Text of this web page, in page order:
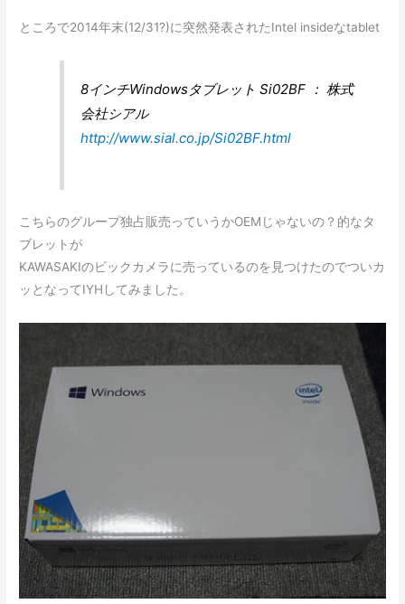
ところで2014年末(12/31?)に突然発表されたIntel insideなtablet
8インチWindowsタブレット Si02BF ： 株式
会社シアル
http://www.sial.co.jp/Si02BF.html
こちらのグループ独占販売っていうかOEMじゃないの？的なタ
ブレットが
KAWASAKIのビックカメラに売っているのを見つけたのでついカ
ッとなってIYHしてみました。